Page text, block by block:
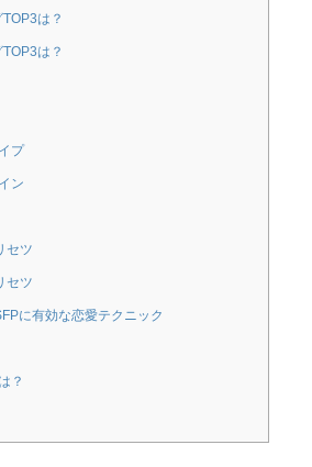
は？
は？
プ
ン
セツ
セツ
に有効な恋愛テクニック
？